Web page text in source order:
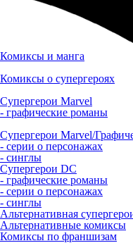
Комиксы и манга
Комиксы о супергероях
Супергерои Marvel
- графические романы
Супергерои Marvel/
- серии о персонажах
- синглы
Супергерои DC
- графические романы
- серии о персонажах
- синглы
Альтернативная
Альтернативные комиксы
Комиксы по франшизам